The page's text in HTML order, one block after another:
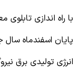
با راه اندازی تابلوی